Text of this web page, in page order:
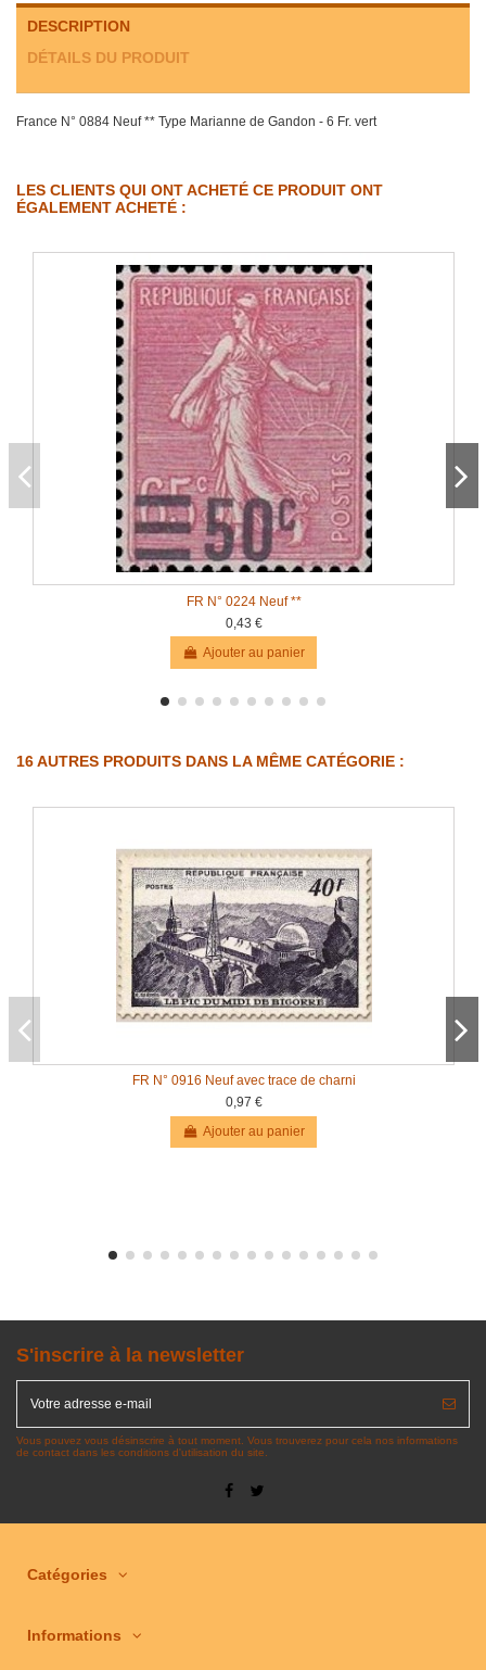
DESCRIPTION
DÉTAILS DU PRODUIT
France N° 0884 Neuf ** Type Marianne de Gandon - 6 Fr. vert
LES CLIENTS QUI ONT ACHETÉ CE PRODUIT ONT
ÉGALEMENT ACHETÉ :
FR N° 0224 Neuf **
0,43 €
Ajouter au panier
16 AUTRES PRODUITS DANS LA MÊME CATÉGORIE :
FR N° 0916 Neuf avec trace de charni
0,97 €
Ajouter au panier
S'inscrire à la newsletter
Vous pouvez vous désinscrire à tout moment. Vous trouverez pour cela nos informations
de contact dans les conditions d'utilisation du site.
Catégories
Informations